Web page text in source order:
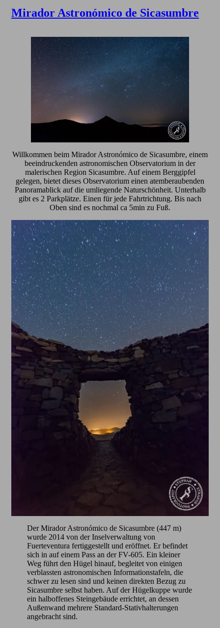
Mirador Astronómico de Sicasumbre
Willkommen beim Mirador Astronómico de Sicasumbre, einem
beeindruckenden astronomischen Observatorium in der
malerischen Region Sicasumbre. Auf einem Berggipfel
gelegen, bietet dieses Observatorium einen atemberaubenden
Panoramablick auf die umliegende Naturschönheit. Unterhalb
gibt es 2 Parkplätze. Einen für jede Fahrtrichtung. Bis nach
Oben sind es nochmal ca 5min zu Fuß.
Der Mirador Astronómico de Sicasumbre (447 m)
wurde 2014 von der Inselverwaltung von
Fuerteventura fertiggestellt und eröffnet. Er befindet
sich in auf einem Pass an der FV-605. Ein kleiner
Weg führt den Hügel hinauf, begleitet von einigen
verblassten astronomischen Informationstafeln, die
schwer zu lesen sind und keinen direkten Bezug zu
Sicasumbre selbst haben. Auf der Hügelkuppe wurde
ein halboffenes Steingebäude errichtet, an dessen
Außenwand mehrere Standard-Stativhalterungen
angebracht sind.